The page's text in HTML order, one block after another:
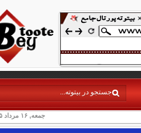
جمعه, ۱۶ مرداد ۱۴۰۵